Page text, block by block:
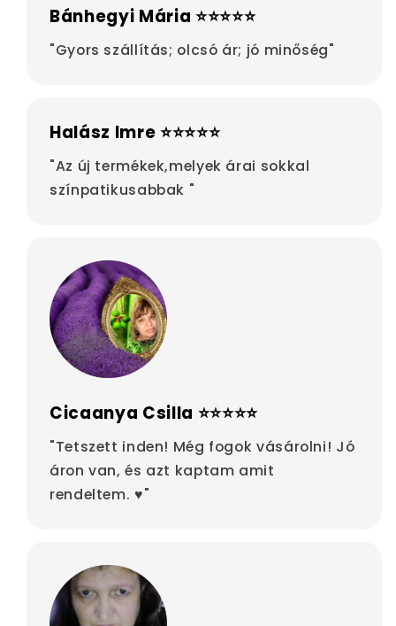
Bánhegyi Mária ⭐⭐⭐⭐⭐
"Gyors szállítás; olcsó ár; jó minőség"
Halász Imre ⭐⭐⭐⭐⭐
"Az új termékek,melyek árai sokkal
színpatikusabbak "
Cicaanya Csilla ⭐⭐⭐⭐⭐
"Tetszett inden! Még fogok vásárolni! Jó
áron van, és azt kaptam amit
rendeltem. ♥"